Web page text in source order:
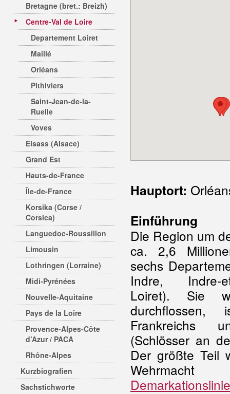
Bretagne (bret.: Breizh)
Centre-Val de Loire
Departement Loiret
Maillé
Orléans
Pithiviers
Saint-Jean-de-la-
Ruelle
Voves
Elsass (Alsace)
Grand Est
Hauts-de-France
Île-de-France
Korsika (Corse /
Corsica)
Languedoc-Roussillon
Limousin
Lothringen (Lorraine)
Midi-Pyrénées
Nouvelle-Aquitaine
Pays de la Loire
Provence-Alpes-Côte
d’Azur / PACA
Rhône-Alpes
Kurzbiografien
Sachstichworte
Hauptort:
Einführung
Die Region um
ca. 2,6
sechs
Indre, Indre-
Loiret). Sie
durchflossen,
Frankreichs
(Schlösser an
Der größte Teil
Demarkationslinie